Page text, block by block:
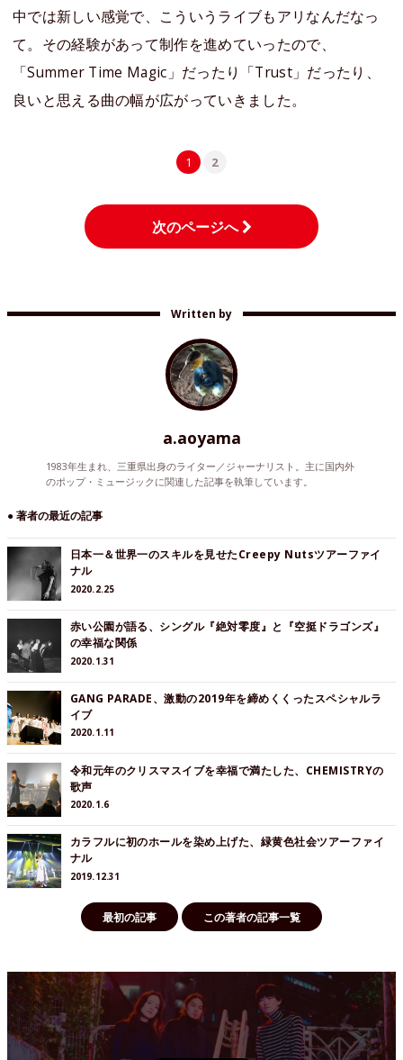
中では新しい感覚で、こういうライブもアリなんだなっ
て。その経験があって制作を進めていったので、
「Summer Time Magic」だったり「Trust」だったり、
良いと思える曲の幅が広がっていきました。
1 2
次のページへ
Written by
a.aoyama
1983年生まれ、三重県出身のライター／ジャーナリスト。主に国内外
のポップ・ミュージックに関連した記事を執筆しています。
● 著者の最近の記事
日本一＆世界一のスキルを見せたCreepy Nutsツアーファイ
ナル
2020.2.25
赤い公園が語る、シングル『絶対零度』と『空挺ドラゴンズ』
の幸福な関係
2020.1.31
GANG PARADE、激動の2019年を締めくくったスペシャルラ
イブ
2020.1.11
令和元年のクリスマスイブを幸福で満たした、CHEMISTRYの
歌声
2020.1.6
カラフルに初のホールを染め上げた、緑黄色社会ツアーファイ
ナル
2019.12.31
最初の記事 この著者の記事一覧